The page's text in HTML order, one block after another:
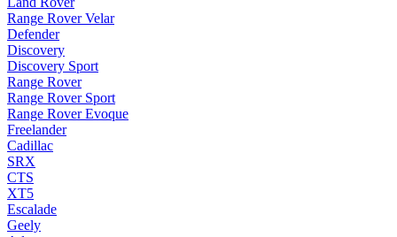
Range Rover Velar
Defender
Discovery
Discovery Sport
Range Rover
Range Rover Sport
Range Rover Evoque
Freelander
Cadillac
SRX
CTS
XT5
Escalade
Geely